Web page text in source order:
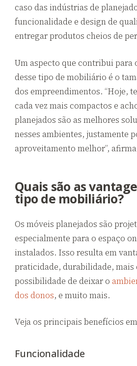
caso das indústrias de
funcionalidade e design de
entregar produtos cheios de
Um aspecto que contribui para
desse tipo de mobiliário é o
dos empreendimentos. “Hoje,
cada vez mais compactos e
planejados são as melhores
nesses ambientes, justamente
aproveitamento melhor”,
Quais são as
tipo de mobiliário?
Os móveis planejados são
especialmente para o espaço
instalados. Isso resulta em
praticidade, durabilidade,
possibilidade de deixar o
dos donos, e muito mais.
Veja os principais benefícios
Funcionalidade